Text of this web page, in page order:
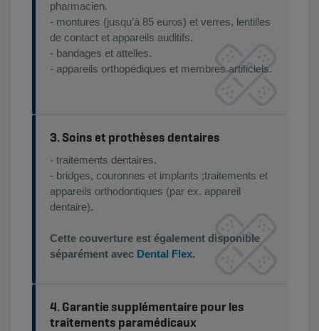
pharmacien.
- montures (jusqu’à 85 euros) et verres, lentilles
de contact et appareils auditifs.
- bandages et attelles.
- appareils orthopédiques et membres artificiels.
3. Soins et prothèses dentaires
- traitements dentaires.
- bridges, couronnes et implants ;traitements et
appareils orthodontiques (par ex. appareil
dentaire).
Cette couverture est également disponible
séparément avec Dental Flex.
4. Garantie supplémentaire pour les
traitements paramédicaux